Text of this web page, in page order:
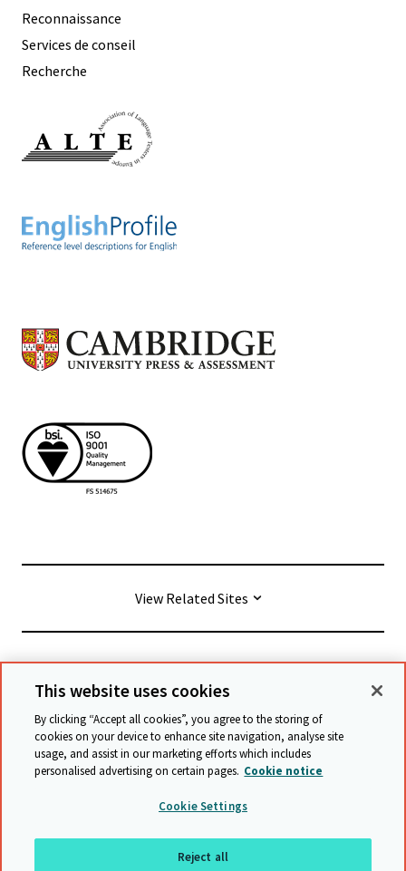
Reconnaissance
Services de conseil
Recherche
View Related Sites
© Cambridge University Press & Assessment
Conditions générales
Protection des données
Déclaration d'accessibilité
Déclaration sur l'esclavage moderne
Politique de sauvegarde
Plan du site
This website uses cookies
By clicking “Accept all cookies”, you agree to the storing of
cookies on your device to enhance site navigation, analyse site
usage, and assist in our marketing efforts which includes
personalised advertising on certain pages. Cookie notice
Cookie Settings
Reject all